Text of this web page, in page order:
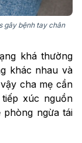
gây bệnh tay chân
khá thường
khác nhau và
cha mẹ cần
xúc nguồn
ngừa tái